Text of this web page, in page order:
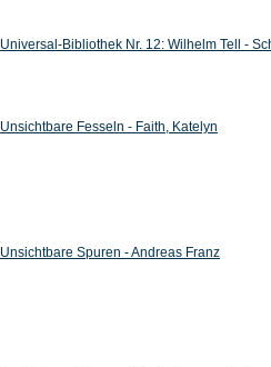
Universal-Bibliothek Nr. 12: Wilhelm Tell -
Unsichtbare Fesseln - Faith, Katelyn
Unsichtbare Spuren - Andreas Franz